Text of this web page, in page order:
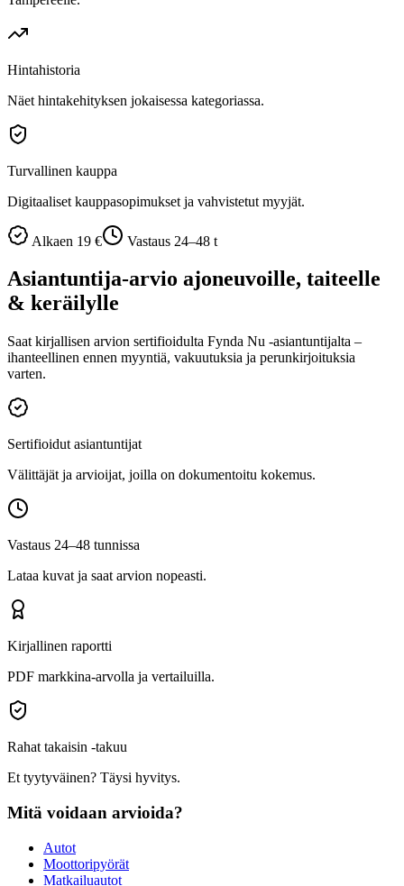
Hintahistoria
Näet hintakehityksen jokaisessa kategoriassa.
Turvallinen kauppa
Digitaaliset kauppasopimukset ja vahvistetut myyjät.
Alkaen 19 € Vastaus 24–48 t
Asiantuntija-arvio ajoneuvoille, taiteelle
& keräilylle
Saat kirjallisen arvion sertifioidulta Fynda Nu -asiantuntijalta –
ihanteellinen ennen myyntiä, vakuutuksia ja perunkirjoituksia
varten.
Sertifioidut asiantuntijat
Välittäjät ja arvioijat, joilla on dokumentoitu kokemus.
Vastaus 24–48 tunnissa
Lataa kuvat ja saat arvion nopeasti.
Kirjallinen raportti
PDF markkina-arvolla ja vertailuilla.
Rahat takaisin -takuu
Et tyytyväinen? Täysi hyvitys.
Mitä voidaan arvioida?
Autot
Moottoripyörät
Matkailuautot